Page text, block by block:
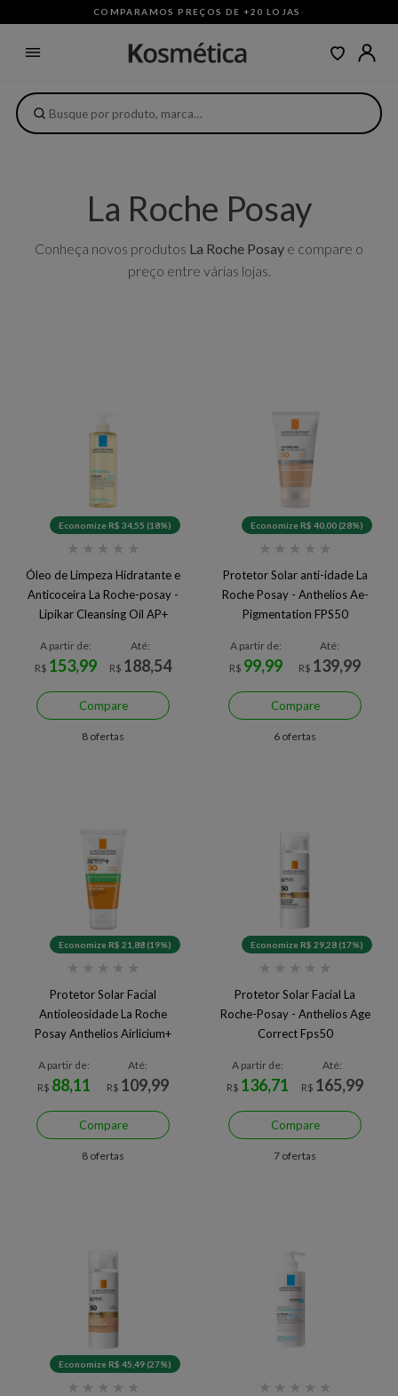
COMPARAMOS PREÇOS DE +20 LOJAS ·
La Roche Posay
Conheça novos produtos La Roche Posay e compare o
preço entre várias lojas.
Economize R$ 34,55 (18%)
★ ★ ★ ★ ★
Óleo de Limpeza Hidratante e
Anticoceira La Roche-posay -
Lipikar Cleansing Oil AP+
A partir de:
R$ 153,99
Até:
R$ 188,54
Compare
8 ofertas
Economize R$ 40,00 (28%)
★ ★ ★ ★ ★
Protetor Solar anti-idade La
Roche Posay - Anthelios Ae-
Pigmentation FPS50
A partir de:
R$ 99,99
Até:
R$ 139,99
Compare
6 ofertas
Economize R$ 21,88 (19%)
★ ★ ★ ★ ★
Protetor Solar Facial
Antioleosidade La Roche
Posay Anthelios Airlicium+
A partir de:
R$ 88,11
Até:
R$ 109,99
Compare
8 ofertas
Economize R$ 29,28 (17%)
★ ★ ★ ★ ★
Protetor Solar Facial La
Roche-Posay - Anthelios Age
Correct Fps50
A partir de:
R$ 136,71
Até:
R$ 165,99
Compare
7 ofertas
Economize R$ 45,49 (27%)
★ ★ ★ ★ ★ ★ ★ ★ ★ ★